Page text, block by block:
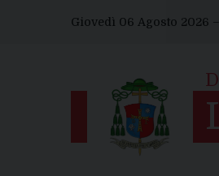
Giovedì 06 Agosto 2026 –